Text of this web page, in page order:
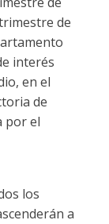
de
interés
en el
de
por el
los
a